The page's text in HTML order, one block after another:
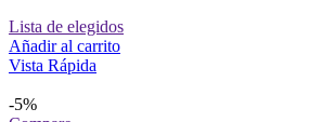
Lista de elegidos
Añadir al carrito
Vista Rápida
-5%